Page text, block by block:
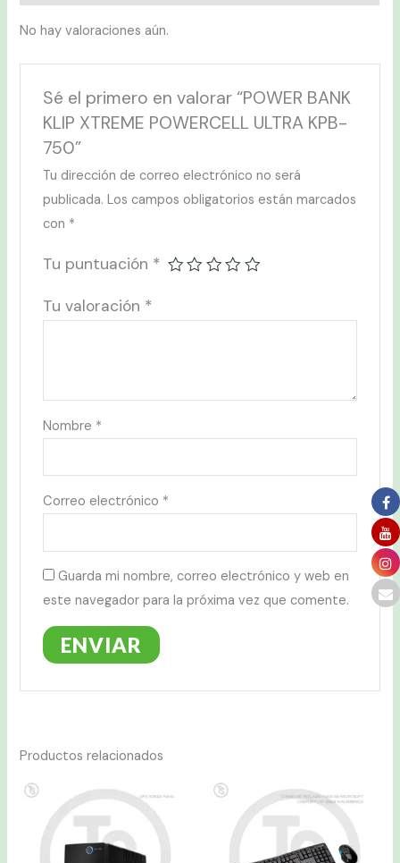
No hay valoraciones aún.
Sé el primero en valorar “POWER BANK
KLIP XTREME POWERCELL ULTRA KPB-
750”
Tu dirección de correo electrónico no será
publicada. Los campos obligatorios están marcados
con *
Tu puntuación *
Tu valoración *
Nombre *
Correo electrónico *
Guarda mi nombre, correo electrónico y web en
este navegador para la próxima vez que comente.
Productos relacionados